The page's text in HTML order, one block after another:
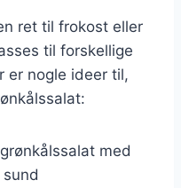
ret til frokost eller
til forskellige
er nogle ideer til,
med